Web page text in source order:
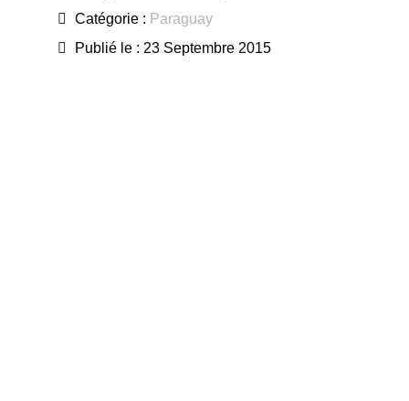
Catégorie : Paraguay
Publié le : 23 Septembre 2015